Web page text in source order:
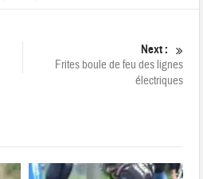
Next :
Frites boule de feu des lignes
électriques